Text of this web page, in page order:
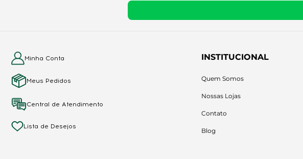
Minha Conta
Meus Pedidos
Central de Atendimento
Lista de Desejos
INSTITUCIONAL
Quem Somos
Nossas Lojas
Contato
Blog